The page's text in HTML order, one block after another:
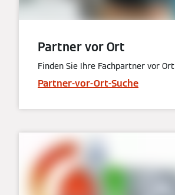
Partner vor Ort
Finden Sie Ihre Fachpartner vor Ort
Partner-vor-Ort-Suche